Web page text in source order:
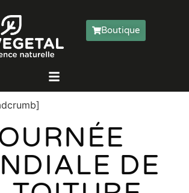
Boutique
DE